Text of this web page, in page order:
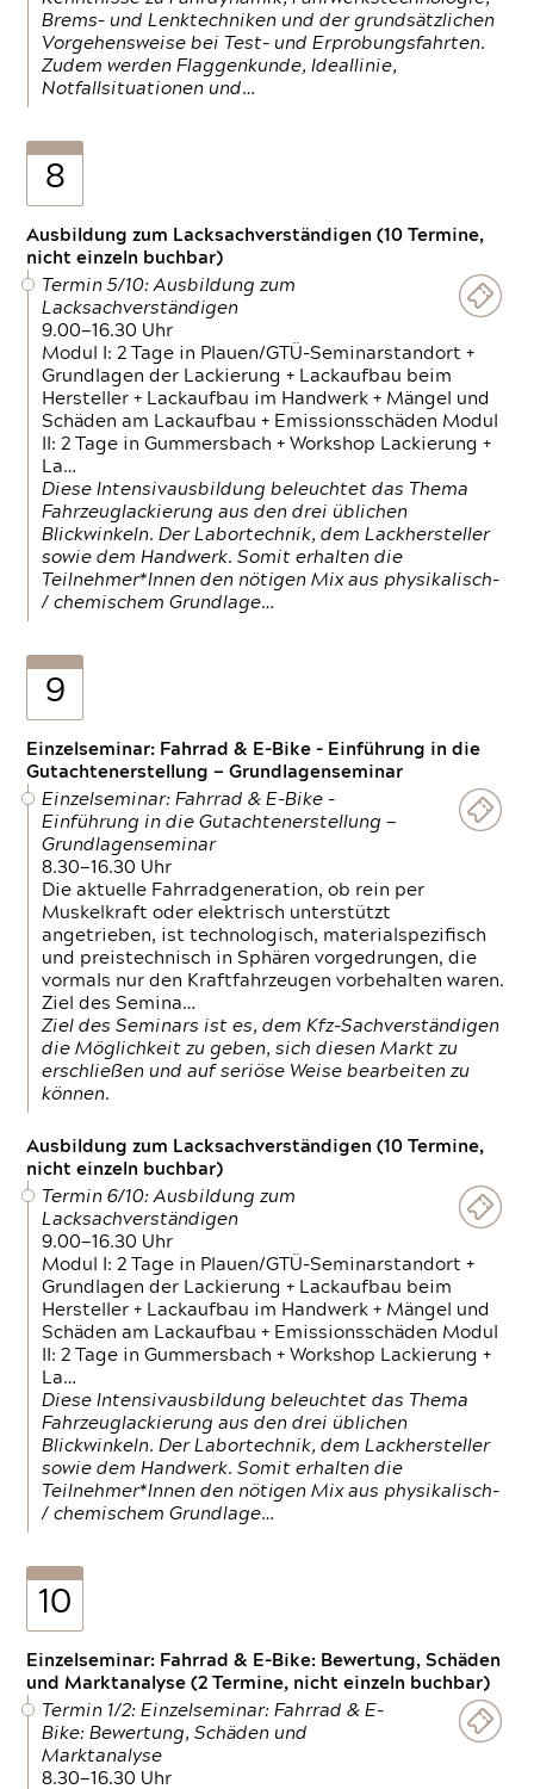
Brems- und Lenktechniken und der grundsätzlichen
Vorgehensweise bei Test- und Erprobungsfahrten.
Zudem werden Flaggenkunde, Ideallinie,
Notfallsituationen und…
8
Ausbildung zum Lacksachverständigen (10 Termine,
nicht einzeln buchbar)
Termin 5/10: Ausbildung zum
Lacksachverständigen
9.00—16.30 Uhr
Modul I: 2 Tage in Plauen/GTÜ-Seminarstandort +
Grundlagen der Lackierung + Lackaufbau beim
Hersteller + Lackaufbau im Handwerk + Mängel und
Schäden am Lackaufbau + Emissionsschäden Modul
II: 2 Tage in Gummersbach + Workshop Lackierung +
La…
Diese Intensivausbildung beleuchtet das Thema
Fahrzeuglackierung aus den drei üblichen
Blickwinkeln. Der Labortechnik, dem Lackhersteller
sowie dem Handwerk. Somit erhalten die
Teilnehmer*Innen den nötigen Mix aus physikalisch-
/ chemischem Grundlage…
9
Einzelseminar: Fahrrad & E-Bike - Einführung in die
Gutachtenerstellung — Grundlagenseminar
Einzelseminar: Fahrrad & E-Bike -
Einführung in die Gutachtenerstellung —
Grundlagenseminar
8.30—16.30 Uhr
Die aktuelle Fahrradgeneration, ob rein per
Muskelkraft oder elektrisch unterstützt
angetrieben, ist technologisch, materialspezifisch
und preistechnisch in Sphären vorgedrungen, die
vormals nur den Kraftfahrzeugen vorbehalten waren.
Ziel des Semina…
Ziel des Seminars ist es, dem Kfz-Sachverständigen
die Möglichkeit zu geben, sich diesen Markt zu
erschließen und auf seriöse Weise bearbeiten zu
können.
Ausbildung zum Lacksachverständigen (10 Termine,
nicht einzeln buchbar)
Termin 6/10: Ausbildung zum
Lacksachverständigen
9.00—16.30 Uhr
Modul I: 2 Tage in Plauen/GTÜ-Seminarstandort +
Grundlagen der Lackierung + Lackaufbau beim
Hersteller + Lackaufbau im Handwerk + Mängel und
Schäden am Lackaufbau + Emissionsschäden Modul
II: 2 Tage in Gummersbach + Workshop Lackierung +
La…
Diese Intensivausbildung beleuchtet das Thema
Fahrzeuglackierung aus den drei üblichen
Blickwinkeln. Der Labortechnik, dem Lackhersteller
sowie dem Handwerk. Somit erhalten die
Teilnehmer*Innen den nötigen Mix aus physikalisch-
/ chemischem Grundlage…
10
Einzelseminar: Fahrrad & E-Bike: Bewertung, Schäden
und Marktanalyse (2 Termine, nicht einzeln buchbar)
Termin 1/2: Einzelseminar: Fahrrad & E-
Bike: Bewertung, Schäden und
Marktanalyse
8.30—16.30 Uhr